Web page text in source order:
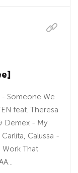
Someone We
feat. Theresa
Demex - My
Calussa -
Work That